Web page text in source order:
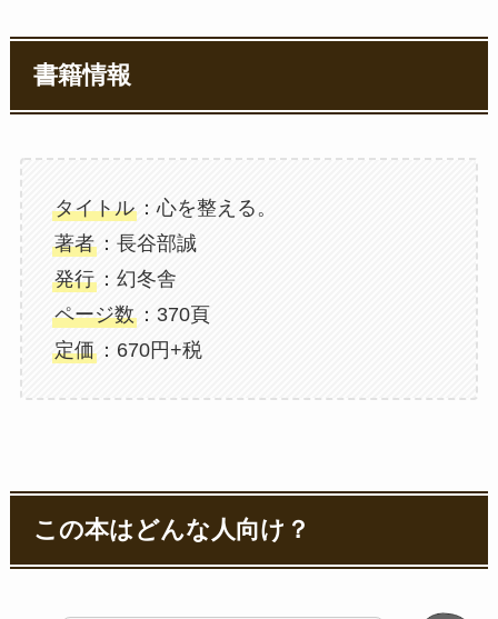
書籍情報
タイトル：心を整える。
著者：長谷部誠
発行：幻冬舎
ページ数：370頁
定価：670円+税
この本はどんな人向け？